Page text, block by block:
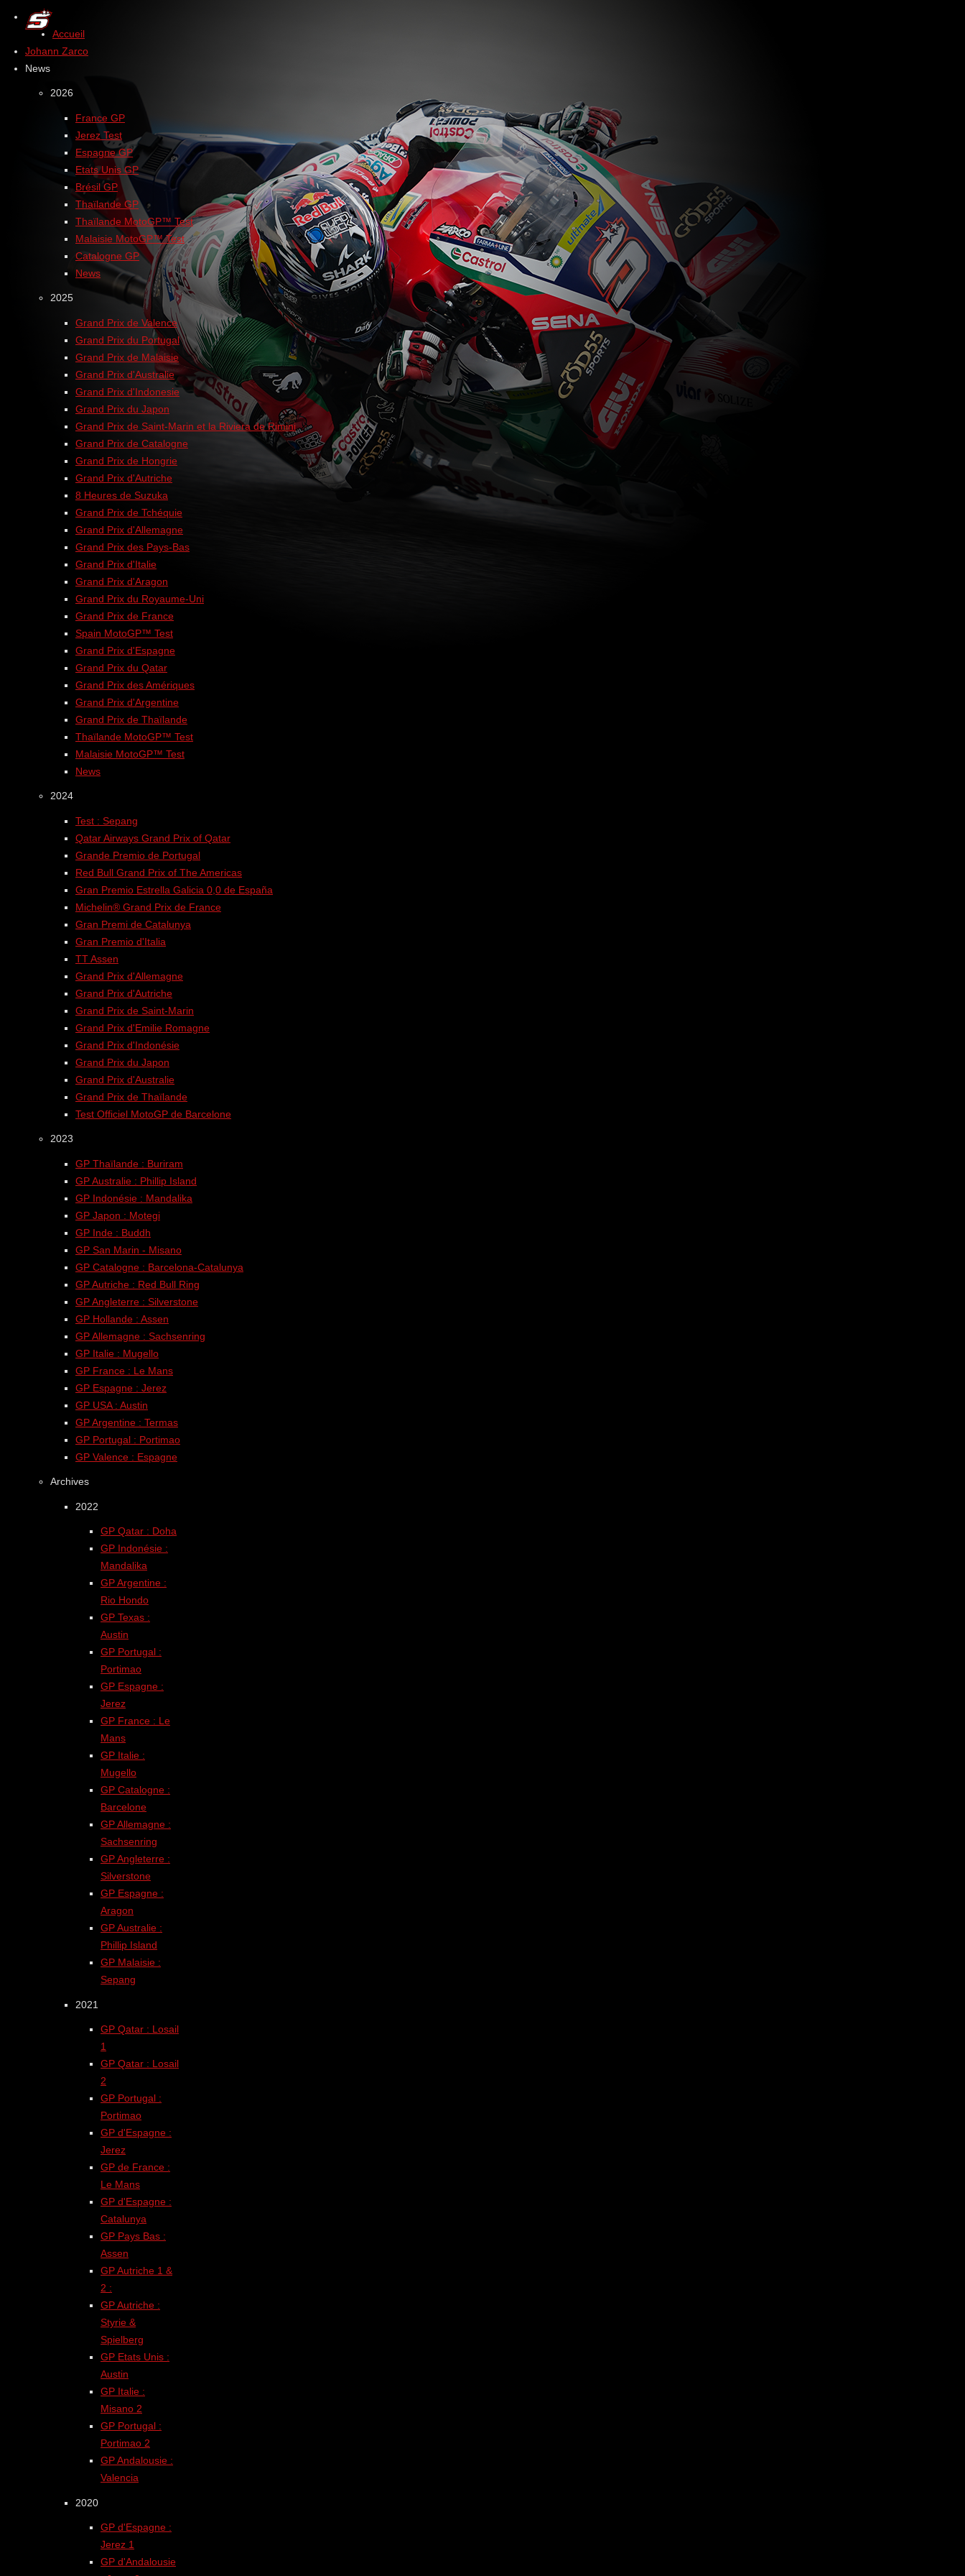
Accueil
Johann Zarco
News
2026
France GP
Jerez Test
Espagne GP
Etats Unis GP
Brésil GP
Thaïlande GP
Thaïlande MotoGP™ Test
Malaisie MotoGP™ Test
Catalogne GP
News
2025
Grand Prix de Valence
Grand Prix du Portugal
Grand Prix de Malaisie
Grand Prix d'Australie
Grand Prix d'Indonesie
Grand Prix du Japon
Grand Prix de Saint-Marin et la Riviera de Rimini
Grand Prix de Catalogne
Grand Prix de Hongrie
Grand Prix d'Autriche
8 Heures de Suzuka
Grand Prix de Tchéquie
Grand Prix d'Allemagne
Grand Prix des Pays-Bas
Grand Prix d'Italie
Grand Prix d'Aragon
Grand Prix du Royaume-Uni
Grand Prix de France
Spain MotoGP™ Test
Grand Prix d'Espagne
Grand Prix du Qatar
Grand Prix des Amériques
Grand Prix d'Argentine
Grand Prix de Thaïlande
Thaïlande MotoGP™ Test
Malaisie MotoGP™ Test
News
2024
Test : Sepang
Qatar Airways Grand Prix of Qatar
Grande Premio de Portugal
Red Bull Grand Prix of The Americas
Gran Premio Estrella Galicia 0,0 de España
Michelin® Grand Prix de France
Gran Premi de Catalunya
Gran Premio d'Italia
TT Assen
Grand Prix d'Allemagne
Grand Prix d'Autriche
Grand Prix de Saint-Marin
Grand Prix d'Emilie Romagne
Grand Prix d'Indonésie
Grand Prix du Japon
Grand Prix d'Australie
Grand Prix de Thaïlande
Test Officiel MotoGP de Barcelone
2023
GP Thaïlande : Buriram
GP Australie : Phillip Island
GP Indonésie : Mandalika
GP Japon : Motegi
GP Inde : Buddh
GP San Marin - Misano
GP Catalogne : Barcelona-Catalunya
GP Autriche : Red Bull Ring
GP Angleterre : Silverstone
GP Hollande : Assen
GP Allemagne : Sachsenring
GP Italie : Mugello
GP France : Le Mans
GP Espagne : Jerez
GP USA : Austin
GP Argentine : Termas
GP Portugal : Portimao
GP Valence : Espagne
Archives
2022
GP Qatar : Doha
GP Indonésie :
Mandalika
GP Argentine :
Rio Hondo
GP Texas :
Austin
GP Portugal :
Portimao
GP Espagne :
Jerez
GP France : Le
Mans
GP Italie :
Mugello
GP Catalogne :
Barcelone
GP Allemagne :
Sachsenring
GP Angleterre :
Silverstone
GP Espagne :
Aragon
GP Australie :
Phillip Island
GP Malaisie :
Sepang
2021
GP Qatar : Losail
1
GP Qatar : Losail
2
GP Portugal :
Portimao
GP d'Espagne :
Jerez
GP de France :
Le Mans
GP d'Espagne :
Catalunya
GP Pays Bas :
Assen
GP Autriche 1 &
2 :
GP Autriche :
Styrie &
Spielberg
GP Etats Unis :
Austin
GP Italie :
Misano 2
GP Portugal :
Portimao 2
GP Andalousie :
Valencia
2020
GP d'Espagne :
Jerez 1
GP d'Andalousie